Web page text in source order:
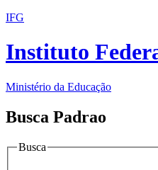
IFG
Instituto
Ministério da Educação
Busca Padrao
Busca